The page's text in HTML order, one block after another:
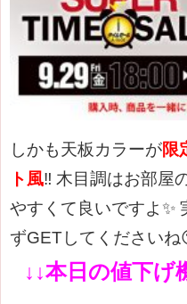
しかも天板カラーが限
ト風‼ 木目調はお部屋
やすくて良いですよ✨
ずGETしてくださいね
↓↓本日の値下げ